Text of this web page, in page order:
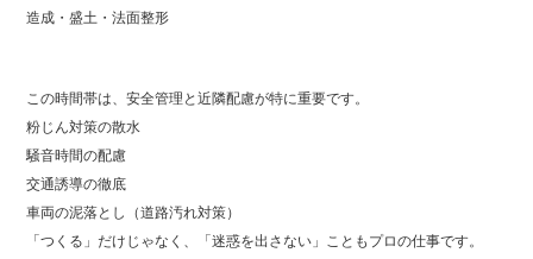
造成・盛土・法面整形
この時間帯は、安全管理と近隣配慮が特に重要です。
粉じん対策の散水
騒音時間の配慮
交通誘導の徹底
車両の泥落とし（道路汚れ対策）
「つくる」だけじゃなく、「迷惑を出さない」こともプロの仕事です。